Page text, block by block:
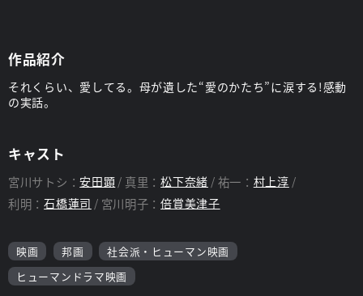
作品紹介
それくらい、愛してる。母が遺した“愛のかたち”に涙する!感動
の実話。
キャスト
宮川サトシ：安田顕 真里：松下奈緒 祐一： 村上淳
利明：石橋蓮司 宮川明子：倍賞美津子
映画 邦画
社会派・ヒューマン映画
ヒューマンドラマ映画